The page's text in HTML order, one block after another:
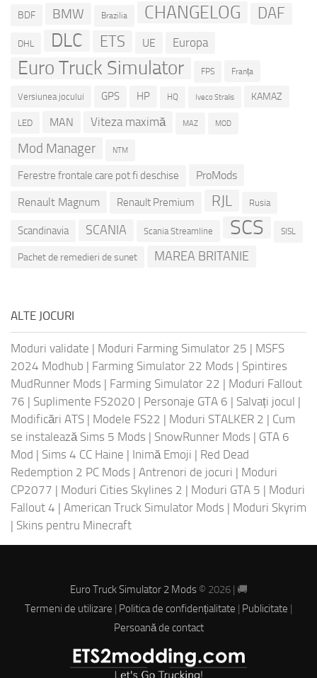
BDF BMW Brazilia CHANGELOG DAF
DHL DLC ETS UE Europa
Euro Truck Simulator FPS Franța
Versiunea jocului GPS HP HQ Iveco Stralis KAMAZ
LED MAN Viteza maximă MAZ MOD
Mod Manager NTM
Ferestre frontale care pot fi deschise
ProMods
Renault Magnum
Renault Premium RJL Rusia
Scandinavia SCANIA Scania Streamline SCS SISL
Pachet de remedieri de sunet MAREA BRITANIE
ALTE JOCURI
Moduri validate | Moduri Farming Simulator 25 | MSFS
2024 Modhub | Farming Simulator 22 Mods | Spintires
MudRunner Mods | Farming Simulator 22 | Moduri Fallout
76 | Suplimente FS2020 | Personaje GTA 6 | Salvați jocul |
Modificări ATS | Modele FS22 | Moduri STALKER 2 | Cum
se instalează Sims 5 Mods | SnowRunner Mods | GTA 6
Mod | Sims 4 CC Haine | Inimă Emoji | Red Dead
Redemption 2 PC Mods | Antrenori de jocuri | Moduri
CP2077 | Moduri Cities Skylines 2 | Moduri GTA 5 | Moduri
Fallout 4 | American Truck Simulator Mods | Moduri Skyrim
| Skins pentru Minecraft
Euro Truck Simulator 2 Mods© 2026 | 🚚
Termeni de utilizare | Politica de confidențialitate | Publicitate |
Persoană de contact